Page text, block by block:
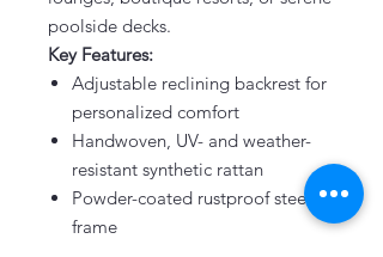
poolside decks.
Key Features:
Adjustable reclining backrest for
personalized comfort
Handwoven, UV- and weather-
resistant synthetic rattan
Powder-coated rustproof steel
frame